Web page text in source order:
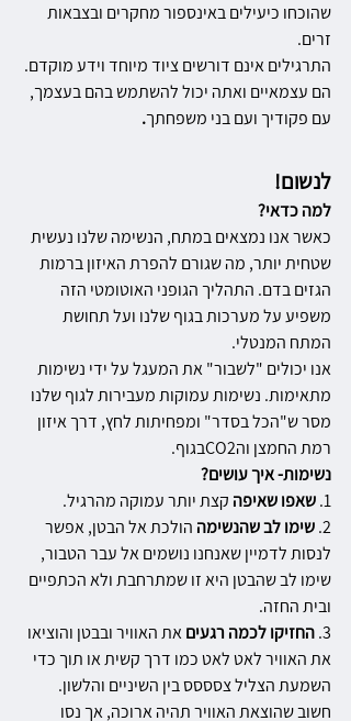
שהוכחו כיעילים באינספור מחקרים ובצבאות
זרים.
התרגילים אינם דורשים ציוד מיוחד וידע מוקדם.
הם עצמאיים ואתה יכול להשתמש בהם בעצמך,
עם פקודיך ועם בני משפחתך.
לנשום!
למה כדאי?
כאשר אנו נמצאים במתח, הנשימה שלנו נעשית
שטחית יותר, מה שגורם להפרת האיזון ברמות
הגזים בדם. התהליך הגופני האוטומטי הזה
משפיע על מערכות בגוף שלנו ועל תחושת
המתח המנטלי.
אנו יכולים "לשבור" את המעגל על ידי נשימות
מתאימות. נשימות עמוקות מעבירות לגוף שלנו
מסר ש"הכל בסדר" ומפחיתות לחץ, דרך איזון
רמת החמצן והCO2בגוף.
נשימות- איך עושים?
1. שאפו שאיפה קצת יותר עמוקה מהרגיל.
2. שימו לב שהנשימה הולכת אל הבטן, אפשר
לנסות לדמיין שאנחנו נושמים אל עבר הטבור,
שימו לב שהבטן היא זו שמתרחבת ולא הכתפיים
ובית החזה.
3. החזיקו לכמה רגעים את האוויר ובבטן והוציאו
את האוויר לאט לאט כמו דרך קשית או תוך כדי
השמעת הצליל צסססס בין השיניים והלשון.
חשוב שהוצאת האוויר תהיה ארוכה, אך נסו